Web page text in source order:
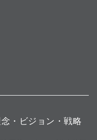
・ビジョン・戦略